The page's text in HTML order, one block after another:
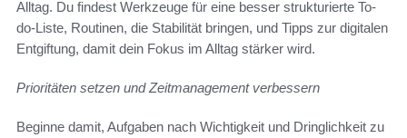
Alltag. Du findest Werkzeuge für eine besser strukturierte To-
do-Liste, Routinen, die Stabilität bringen, und Tipps zur digitalen
Entgiftung, damit dein Fokus im Alltag stärker wird.
Prioritäten setzen und Zeitmanagement verbessern
Beginne damit, Aufgaben nach Wichtigkeit und Dringlichkeit zu